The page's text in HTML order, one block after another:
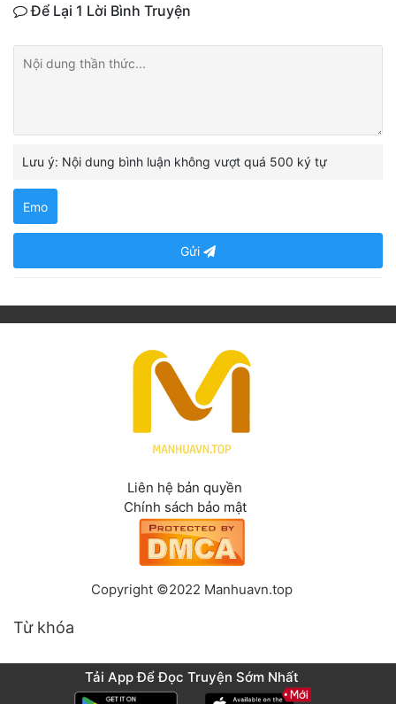
Để Lại 1 Lời Bình Truyện
Lưu ý: Nội dung bình luận không vượt quá 500 ký tự
Emo
Gửi
Liên hệ bản quyền
Chính sách bảo mật
Copyright ©2022 Manhuavn.top
Từ khóa
Tải App Để Đọc Truyện Sớm Nhất